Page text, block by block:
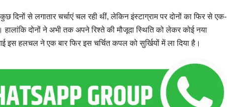
से लगातार चर्चाएं चल रही थीं, लेकिन इंस्टाग्राम पर दोनों का फिर से एक-
दोनों ने अभी तक अपने रिश्ते की मौजूदा स्थिति को लेकर कोई नया
इस हलचल ने एक बार फिर इस चर्चित कपल को सुर्खियों में ला दिया है।